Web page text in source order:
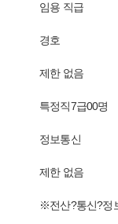
임용 직급
경호
제한 없음
특정직7급00명
정보통신
제한 없음
※전산?통신?정